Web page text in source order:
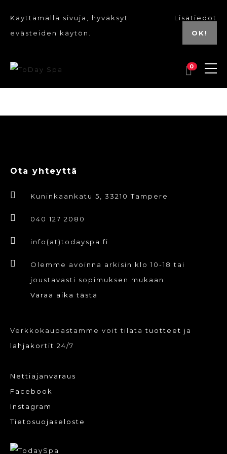
Käyttämällä sivuja, hyväksyt
evästeiden käytön.
Lisätiedot
OK!
0
Ota yhteyttä
Kuninkaankatu 5, 33210 Tampere
040 127 2080
info(at)todayspa.fi
Olemme avoinna arkisin klo 10-18 tai
joustavasti sopimuksen mukaan:
Varaa aika tästä
Verkkokaupastamme voit tilatatuotteet ja
lahjakortit 24/7
Nettiajanvaraus
Facebook
Instagram
Tietosuojaseloste